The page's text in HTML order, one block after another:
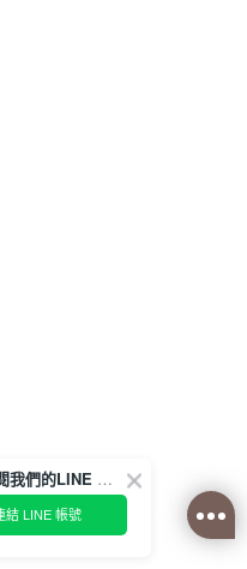
歡迎訂閱我們的LINE 官方帳號
結 LINE 帳號